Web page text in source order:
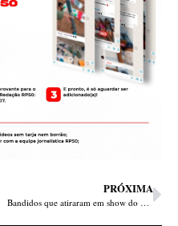
PRÓXIMA
Bandidos que atiraram em show do Nattanzinho são presos em Floriano